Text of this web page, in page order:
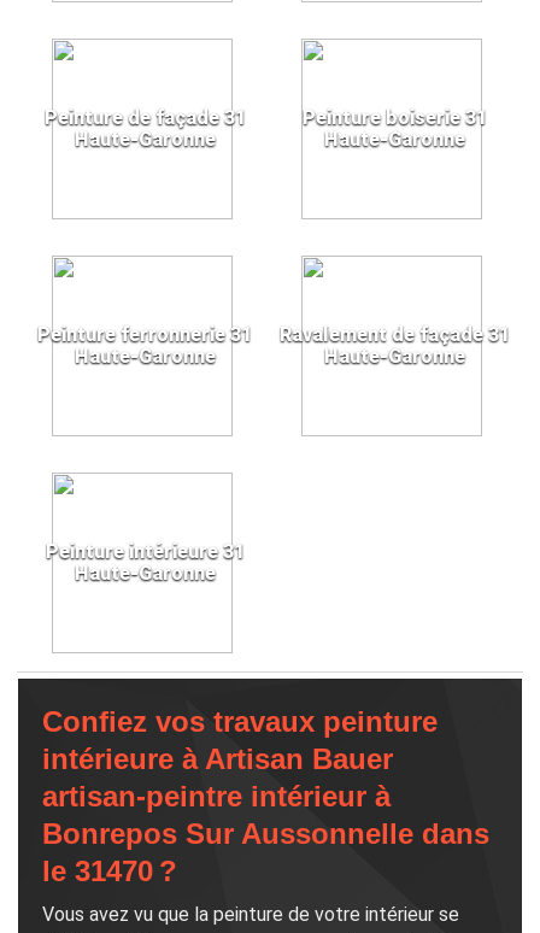
Peinture de façade 31
Haute-Garonne
Peinture boiserie 31
Haute-Garonne
Peinture ferronnerie 31
Haute-Garonne
Ravalement de façade 31
Haute-Garonne
Peinture intérieure 31
Haute-Garonne
Confiez vos travaux peinture
intérieure à Artisan Bauer
artisan-peintre intérieur à
Bonrepos Sur Aussonnelle dans
le 31470 ?
Vous avez vu que la peinture de votre intérieur se